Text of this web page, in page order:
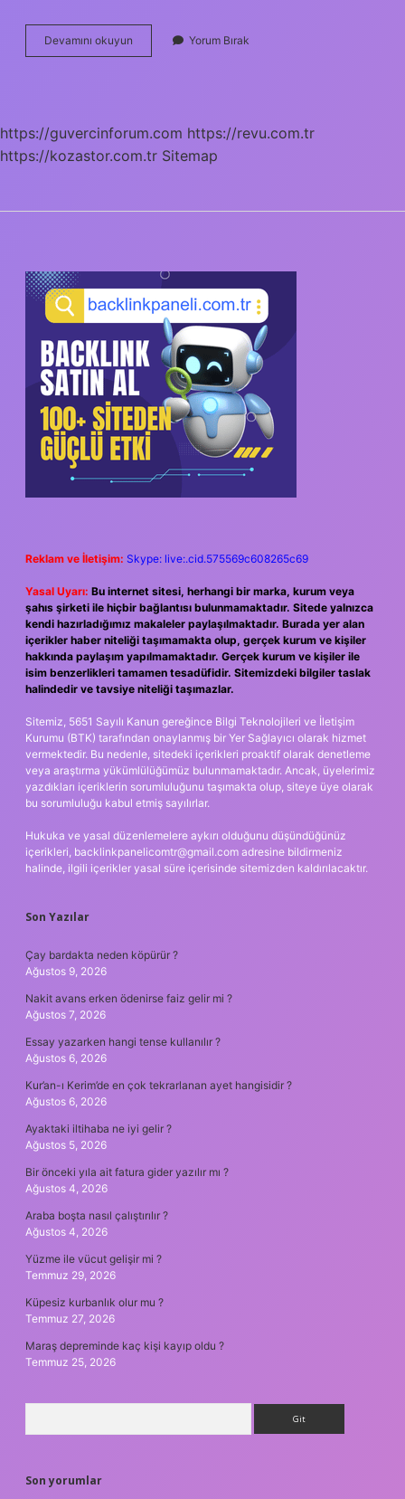
Devamını okuyun Kapitalizm
Ilk
Yorum Bırak
https://guvercinforum.com https://revu.com.tr
https://kozastor.com.tr Sitemap
SIDEBAR
Reklam ve İletişim: Skype: live:.cid.575569c608265c69
Yasal Uyarı: Bu internet sitesi, herhangi bir marka, kurum veya
şahıs şirketi ile hiçbir bağlantısı bulunmamaktadır. Sitede yalnızca
kendi hazırladığımız makaleler paylaşılmaktadır. Burada yer alan
içerikler haber niteliği taşımamakta olup, gerçek kurum ve kişiler
hakkında paylaşım yapılmamaktadır. Gerçek kurum ve kişiler ile
isim benzerlikleri tamamen tesadüfidir. Sitemizdeki bilgiler taslak
halindedir ve tavsiye niteliği taşımazlar.
Sitemiz, 5651 Sayılı Kanun gereğince Bilgi Teknolojileri ve İletişim
Kurumu (BTK) tarafından onaylanmış bir Yer Sağlayıcı olarak hizmet
vermektedir. Bu nedenle, sitedeki içerikleri proaktif olarak denetleme
veya araştırma yükümlülüğümüz bulunmamaktadır. Ancak, üyelerimiz
yazdıkları içeriklerin sorumluluğunu taşımakta olup, siteye üye olarak
bu sorumluluğu kabul etmiş sayılırlar.
Hukuka ve yasal düzenlemelere aykırı olduğunu düşündüğünüz
içerikleri, backlinkpanelicomtr@gmail.com adresine bildirmeniz
halinde, ilgili içerikler yasal süre içerisinde sitemizden kaldırılacaktır.
Son Yazılar
Çay bardakta neden köpürür ?
Ağustos 9, 2026
Nakit avans erken ödenirse faiz gelir mi ?
Ağustos 7, 2026
Essay yazarken hangi tense kullanılır ?
Ağustos 6, 2026
Kur’an-ı Kerim’de en çok tekrarlanan ayet hangisidir ?
Ağustos 6, 2026
Ayaktaki iltihaba ne iyi gelir ?
Ağustos 5, 2026
Bir önceki yıla ait fatura gider yazılır mı ?
Ağustos 4, 2026
Araba boşta nasıl çalıştırılır ?
Ağustos 4, 2026
Yüzme ile vücut gelişir mi ?
Temmuz 29, 2026
Küpesiz kurbanlık olur mu ?
Temmuz 27, 2026
Maraş depreminde kaç kişi kayıp oldu ?
Temmuz 25, 2026
Son yorumlar